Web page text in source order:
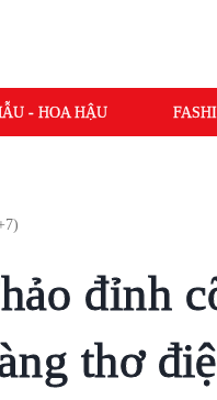
- HOA HẬU
đỉnh
thơ